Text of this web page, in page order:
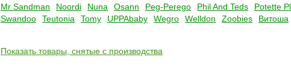
Mr Sandman
Noordi Nuna Osann Peg-Perego Phil And Teds Potette
Swandoo
Teutonia Tomy UPPAbaby Wegro Welldon Zoobies Витоша
Показать товары, снятые с производства